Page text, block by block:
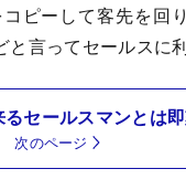
ピーして客先を回
言ってセールスに
セールスマンとは
次のページ